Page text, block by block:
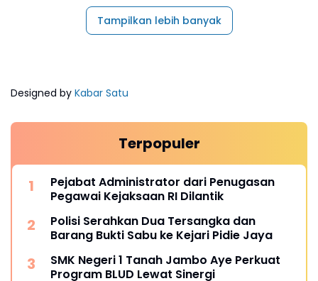
Tampilkan lebih banyak
Designed by Kabar Satu
Terpopuler
Pejabat Administrator dari Penugasan
Pegawai Kejaksaan RI Dilantik
Polisi Serahkan Dua Tersangka dan
Barang Bukti Sabu ke Kejari Pidie Jaya
SMK Negeri 1 Tanah Jambo Aye Perkuat
Program BLUD Lewat Sinergi